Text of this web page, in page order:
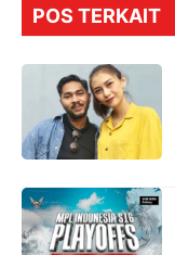
POS TERKAIT